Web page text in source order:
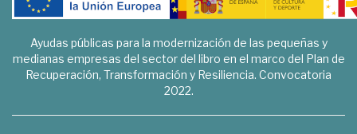
Ayudas públicas para la modernización de las pequeñas y
medianas empresas del sector del libro en el marco del Plan de
Recuperación, Transformación y Resiliencia. Convocatoria
2022.